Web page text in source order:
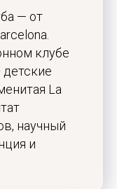
— от
клубе
La
научный
и